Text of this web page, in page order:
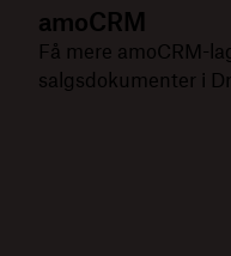
amoCRM
Få mere amoCRM-
salgsdokumenter i